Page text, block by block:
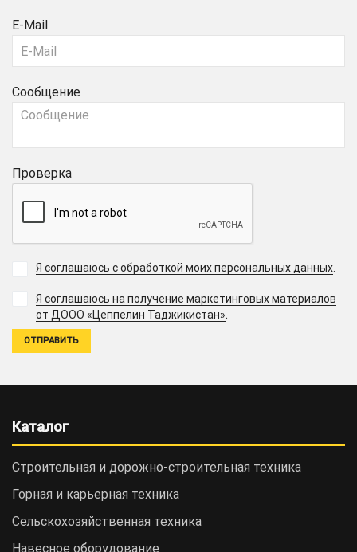
E-Mail
Сообщение
Проверка
Я соглашаюсь с обработкой моих персональных данных
Я соглашаюсь на получение маркетинговых материалов
от ДООО «Цеппелин Таджикистан».
Каталог
Строительная и дорожно-cтроительная техника
Горная и карьерная техника
Сельскохозяйственная техника
Навесное оборудование